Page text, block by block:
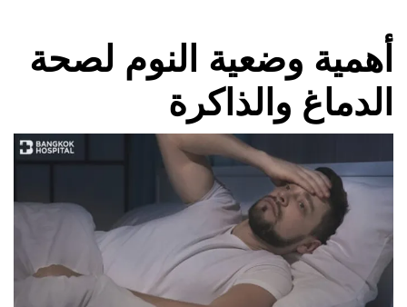
أهمية وضعية النوم لصحة
الدماغ والذاكرة